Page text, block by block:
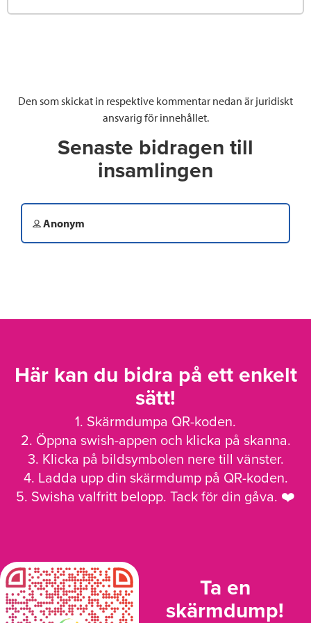
Den som skickat in respektive kommentar nedan är juridiskt
ansvarig för innehållet.
Senaste bidragen till
insamlingen
Anonym
Här kan du bidra på ett enkelt
sätt!
1. Skärmdumpa QR-koden.
2. Öppna swish-appen och klicka på skanna.
3. Klicka på bildsymbolen nere till vänster.
4. Ladda upp din skärmdump på QR-koden.
5. Swisha valfritt belopp. Tack för din gåva. ❤️
Ta en
skärmdump!